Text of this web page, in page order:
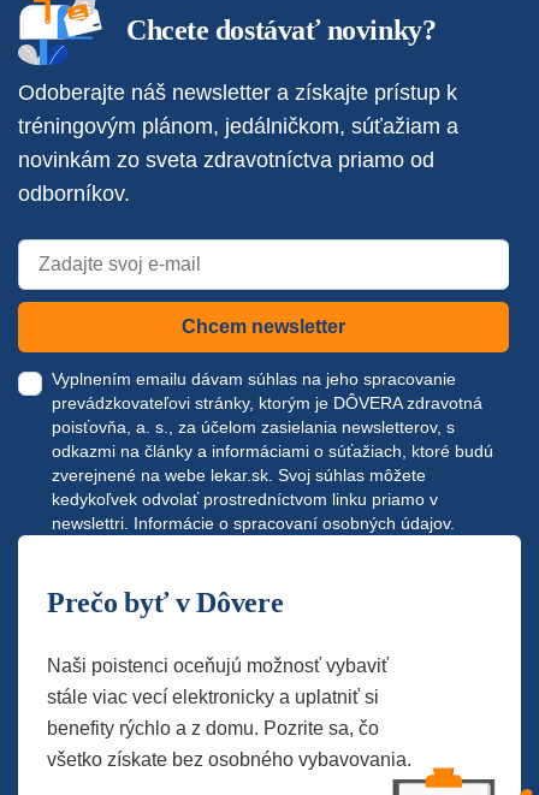
Chcete dostávať novinky?
Odoberajte náš newsletter a získajte prístup k
tréningovým plánom, jedálničkom, súťažiam a
novinkám zo sveta zdravotníctva priamo od
odborníkov.
Chcem newsletter
Vyplnením emailu dávam súhlas na jeho spracovanie
prevádzkovateľovi stránky, ktorým je DÔVERA zdravotná
poisťovňa, a. s., za účelom zasielania newsletterov, s
odkazmi na články a informáciami o súťažiach, ktoré budú
zverejnené na webe lekar.sk . Svoj súhlas môžete
kedykoľvek odvolať prostredníctvom linku priamo v
newslettri. Informácie o spracovaní osobných údajov.
Prečo byť v Dôvere
Naši poistenci oceňujú možnosť vybaviť
stále viac vecí elektronicky a uplatniť si
benefity rýchlo a z domu. Pozrite sa, čo
všetko získate bez osobného vybavovania.